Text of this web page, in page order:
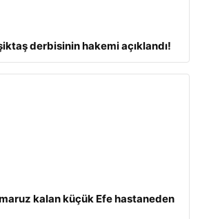
derbisinin hakemi açıklandı!
maruz kalan küçük Efe hastaneden